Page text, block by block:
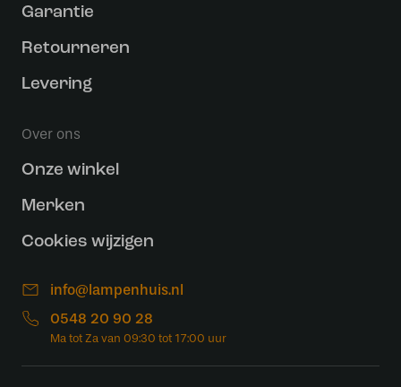
Garantie
Retourneren
Levering
Over ons
Onze winkel
Merken
Cookies wijzigen
info@lampenhuis.nl
0548 20 90 28